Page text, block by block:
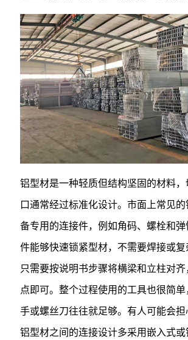
铝型材是一种轻质但结构坚固的材料
口通常经过标准化设计。市面上常见
备专用的连接件，例如角码、螺栓和
件能够快速锁紧型材，不需要焊接或
只需要按说明书步骤将横梁和立柱对
点即可。整个过程使用的工具也很简
手或螺丝刀往往就足够。有人可能会
铝型材之间的连接设计多采用嵌入式